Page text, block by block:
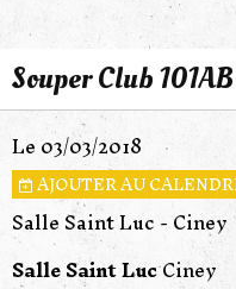
Souper Club
Le 03/03/2018
AJOUTER AU
Salle Saint Luc - Ciney
Salle Saint LucCiney